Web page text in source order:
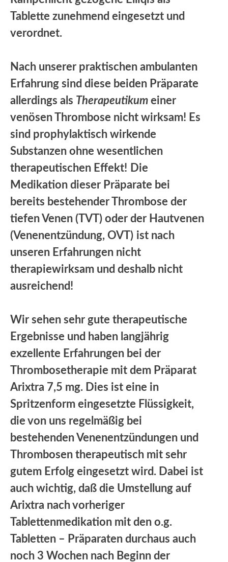
Tablette zunehmend eingesetzt und
verordnet.
Nach unserer praktischen ambulanten
Erfahrung sind diese beiden Präparate
allerdings als Therapeutikum einer
venösen Thrombose nicht wirksam! Es
sind prophylaktisch wirkende
Substanzen ohne wesentlichen
therapeutischen Effekt! Die
Medikation dieser Präparate bei
bereits bestehender Thrombose der
tiefen Venen (TVT) oder der Hautvenen
(Venenentzündung, OVT) ist nach
unseren Erfahrungen nicht
therapiewirksam und deshalb nicht
ausreichend!
Wir sehen sehr gute therapeutische
Ergebnisse und haben langjährig
exzellente Erfahrungen bei der
Thrombosetherapie mit dem Präparat
Arixtra 7,5 mg. Dies ist eine in
Spritzenform eingesetzte Flüssigkeit,
die von uns regelmäßig bei
bestehenden Venenentzündungen und
Thrombosen therapeutisch mit sehr
gutem Erfolg eingesetzt wird. Dabei ist
auch wichtig, daß die Umstellung auf
Arixtra nach vorheriger
Tablettenmedikation mit den o.g.
Tabletten – Präparaten durchaus auch
noch 3 Wochen nach Beginn der